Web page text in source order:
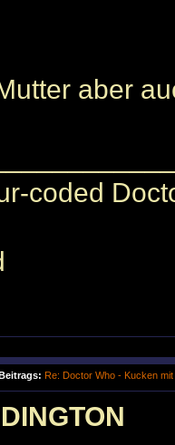
aber
coded
Re: Doctor Who - Kucken mit